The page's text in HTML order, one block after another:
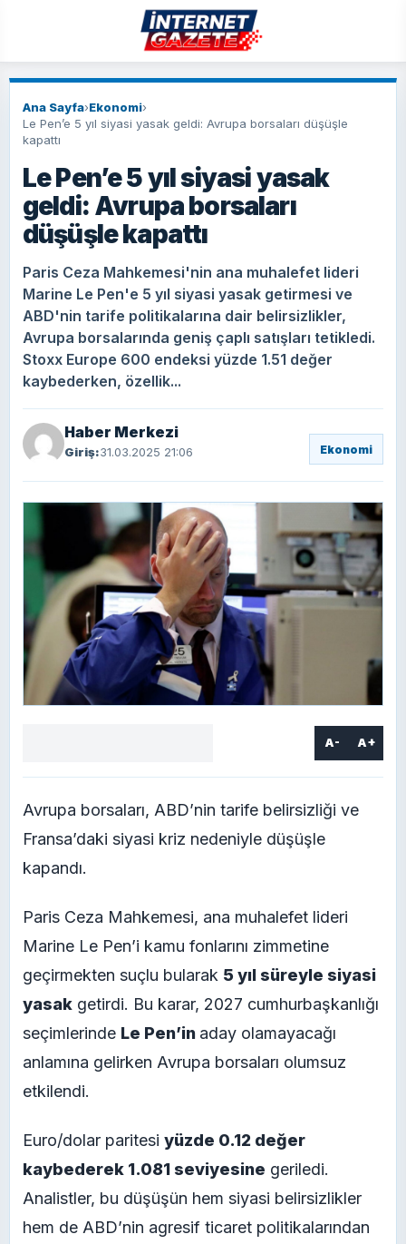
Ana Sayfa›Ekonomi›
Le Pen’e 5 yıl siyasi yasak geldi: Avrupa borsaları düşüşle
kapattı
Le Pen’e 5 yıl siyasi yasak
geldi: Avrupa borsaları
düşüşle kapattı
Paris Ceza Mahkemesi'nin ana muhalefet lideri
Marine Le Pen'e 5 yıl siyasi yasak getirmesi ve
ABD'nin tarife politikalarına dair belirsizlikler,
Avrupa borsalarında geniş çaplı satışları tetikledi.
Stoxx Europe 600 endeksi yüzde 1.51 değer
kaybederken, özellik...
Haber Merkezi
Giriş:31.03.2025 21:06 Ekonomi
A- A+
Avrupa borsaları, ABD’nin tarife belirsizliği ve
Fransa’daki siyasi kriz nedeniyle düşüşle
kapandı.
Paris Ceza Mahkemesi, ana muhalefet lideri
Marine Le Pen’i kamu fonlarını zimmetine
geçirmekten suçlu bularak 5 yıl süreyle siyasi
yasak getirdi. Bu karar, 2027 cumhurbaşkanlığı
seçimlerinde Le Pen’in aday olamayacağı
anlamına gelirken Avrupa borsaları olumsuz
etkilendi.
Euro/dolar paritesi yüzde 0.12 değer
kaybederek 1.081 seviyesine geriledi.
Analistler, bu düşüşün hem siyasi belirsizlikler
hem de ABD’nin agresif ticaret politikalarından